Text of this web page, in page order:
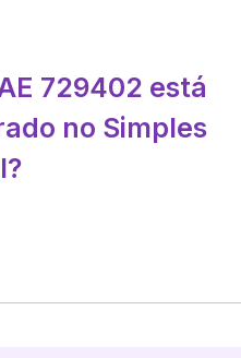
729402 está
no Simples